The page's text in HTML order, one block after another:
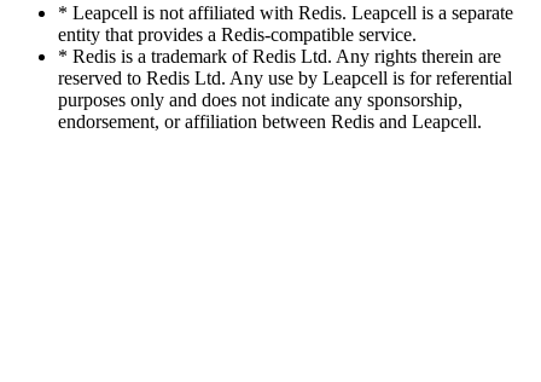
* Leapcell is not affiliated with Redis. Leapcell is a separate
entity that provides a Redis-compatible service.
* Redis is a trademark of Redis Ltd. Any rights therein are
reserved to Redis Ltd. Any use by Leapcell is for referential
purposes only and does not indicate any sponsorship,
endorsement, or affiliation between Redis and Leapcell.